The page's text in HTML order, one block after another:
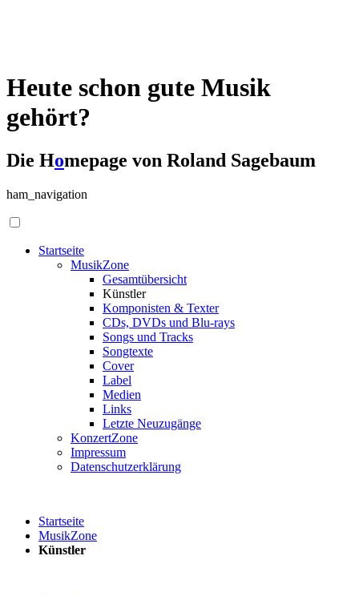
Heute schon gute Musik
gehört?
Die Homepage von Roland Sagebaum
ham_navigation
Startseite
MusikZone
Gesamtübersicht
Künstler
Komponisten & Texter
CDs, DVDs und Blu-rays
Songs und Tracks
Songtexte
Cover
Label
Medien
Links
Letzte Neuzugänge
KonzertZone
Impressum
Datenschutzerklärung
Startseite
MusikZone
Künstler